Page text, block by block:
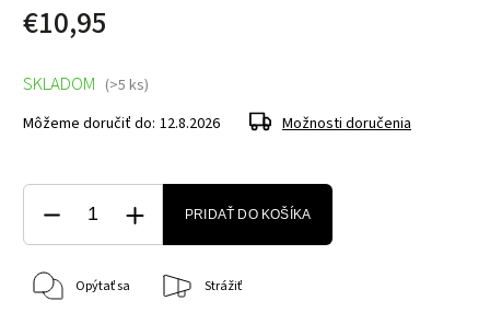
€10,95
SKLADOM (>5 ks)
Môžeme doručiť do: 12.8.2026 Možnosti doručenia
PRIDAŤ DO KOŠÍKA
Opýtať sa Strážiť